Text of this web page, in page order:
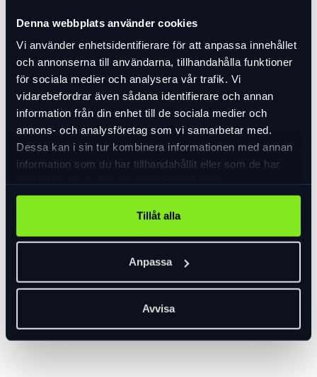
Denna webbplats använder cookies
Vi använder enhetsidentifierare för att anpassa innehållet
och annonserna till användarna, tillhandahålla funktioner
för sociala medier och analysera vår trafik. Vi
vidarebefordrar även sådana identifierare och annan
information från din enhet till de sociala medier och
annons- och analysföretag som vi samarbetar med.
Dessa kan i sin tur kombinera informationen med annan
information som du har tillhandahållit eller som de har
Tillåt alla
Anpassa
Avvisa
Thule
vagnskoppling med
499 kr
5 999 kr
Beställningsvara